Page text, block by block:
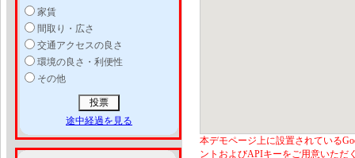
家賃
間取り・広さ
交通アクセスの良さ
環境の良さ・利便性
その他
途中経過を見る
本デモページ上に設置されている
ントおよびAPIキーをご用意いただ